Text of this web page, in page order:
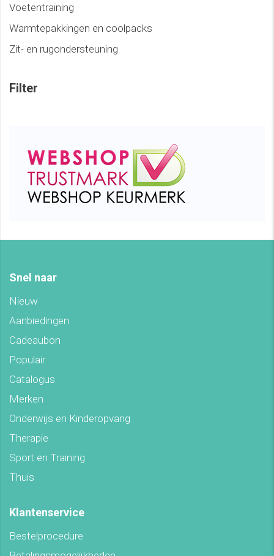
Voetentraining
Warmtepakkingen en coolpacks
Zit- en rugondersteuning
Filter
Snel naar
Nieuw
Aanbiedingen
Cadeaubon
Populair
Catalogus
Merken
Onderwijs en Kinderopvang
Therapie
Sport en Training
Thuis
Klantenservice
Bestelprocedure